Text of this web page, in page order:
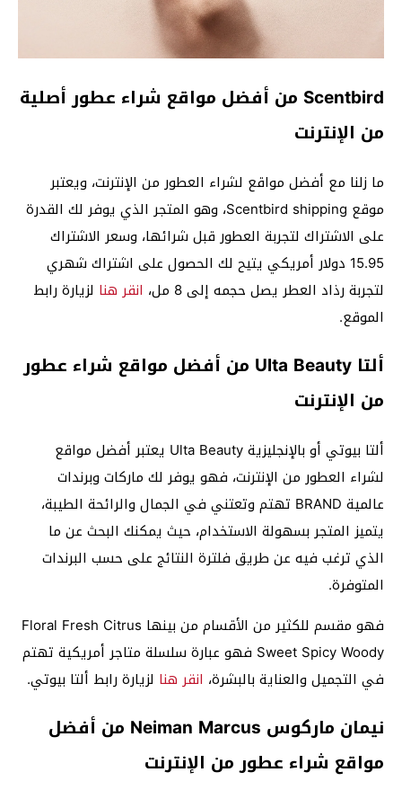
Scentbird من أفضل مواقع شراء عطور أصلية
من الإنترنت
ما زلنا مع أفضل مواقع لشراء العطور من الإنترنت، ويعتبر
موقع Scentbird shipping، وهو المتجر الذي يوفر لك القدرة
على الاشتراك لتجربة العطور قبل شرائها، وسعر الاشتراك
15.95 دولار أمريكي يتيح لك الحصول على اشتراك شهري
لتجربة رذاد العطر يصل حجمه إلى 8 مل،
انقر هنا لزيارة رابط
الموقع.
ألتا Ulta Beauty من أفضل مواقع شراء عطور
من الإنترنت
ألتا بيوتي أو بالإنجليزية Ulta Beauty يعتبر أفضل مواقع
لشراء العطور من الإنترنت، فهو يوفر لك ماركات وبرندات
عالمية BRAND تهتم وتعتني في الجمال والرائحة الطيبة،
يتميز المتجر بسهولة الاستخدام، حيث يمكنك البحث عن ما
الذي ترغب فيه عن طريق فلترة النتائج على حسب البرندات
المتوفرة.
فهو مقسم للكثير من الأقسام من بينها Floral Fresh Citrus
Sweet Spicy Woody فهو عبارة سلسلة متاجر أمريكية تهتم
في التجميل والعناية بالبشرة، انقر هنا لزيارة رابط ألتا بيوتي.
نيمان ماركوس Neiman Marcus من أفضل
مواقع شراء عطور من الإنترنت